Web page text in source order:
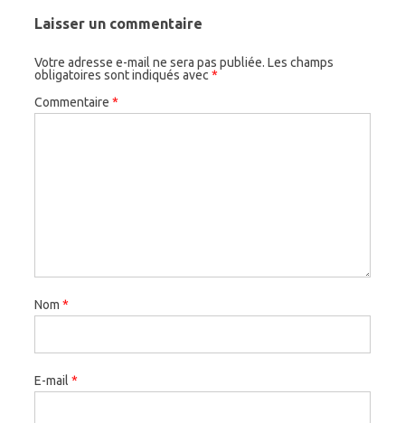
Laisser un commentaire
Votre adresse e-mail ne sera pas publiée. Les champs
obligatoires sont indiqués avec *
Commentaire *
Nom *
E-mail *